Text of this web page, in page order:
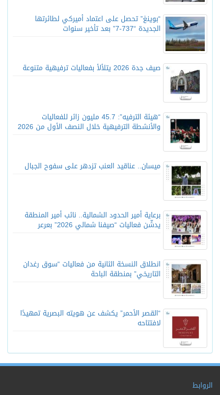
“بوينغ” تحصل على اعتماد أميركي لطائرتها
الجديدة “737-7” بعد تأخير سنوات
صيف جدة 2026 يتلألأ بفعاليات ترفيهية متنوعة
“هيئة الترفيه”: 45.7 مليون زائر للفعاليات
والأنشطة الترفيهية خلال النصف الأول من 2026
ميسان.. عناقيد العنب تزدهر على سفوح الجبال
برعاية أمير الحدود الشمالية.. نائب أمير المنطقة
يدشّن فعاليات “صيفنا شمالي 2026” بعرعر
انطلاق النسخة الثانية من فعاليات “سوق رغدان
التاريخي” بمنطقة الباحة
“القصر الأحمر” يكشف عن هويته البصرية تمهيدًا
لافتتاحه
الروابط